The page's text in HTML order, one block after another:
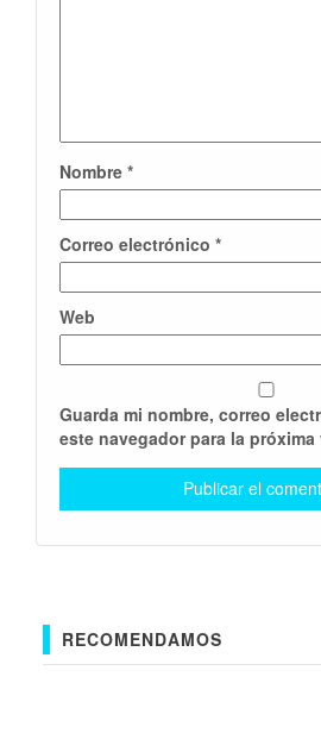
Nombre *
Correo electrónico *
Web
Guarda mi nombre, correo
este navegador para la próxima
RECOMENDAMOS